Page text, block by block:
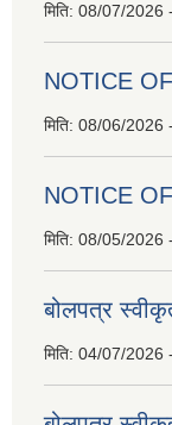
मिति: 08/07/2026
NOTICE
मिति: 08/06/2026
NOTICE
मिति: 08/05/2026
बोलपत्र
मिति: 04/07/2026